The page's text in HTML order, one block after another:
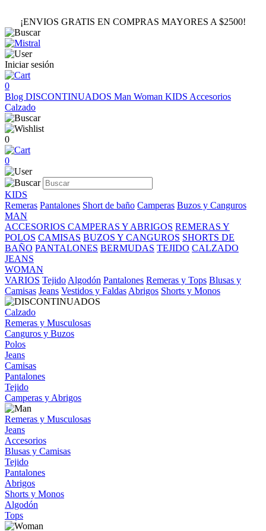
¡ENVIOS GRATIS EN COMPRAS MAYORES A $2500!
Iniciar sesión
0
Blog DISCONTINUADOS Man Woman KIDS Accesorios
Calzado
0
0
KIDS
Remeras Pantalones Short de baño Camperas Buzos y Canguros
MAN
ACCESORIOS CAMPERAS Y ABRIGOS REMERAS Y
POLOS CAMISAS BUZOS Y CANGUROS SHORTS DE
BAÑO PANTALONES BERMUDAS TEJIDO CALZADO
JEANS
WOMAN
VARIOS Tejido Algodón Pantalones Remeras y Tops Blusas y
Camisas Jeans Vestidos y Faldas Abrigos Shorts y Monos
Calzado
Remeras y Musculosas
Canguros y Buzos
Polos
Jeans
Camisas
Pantalones
Tejido
Camperas y Abrigos
Remeras y Musculosas
Jeans
Accesorios
Blusas y Camisas
Tejido
Pantalones
Abrigos
Shorts y Monos
Algodón
Tops